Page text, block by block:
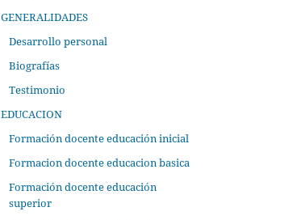
GENERALIDADES
Desarrollo personal
Biografías
Testimonio
EDUCACION
Formación docente educación inicial
Formacion docente educacion basica
Formación docente educación
superior